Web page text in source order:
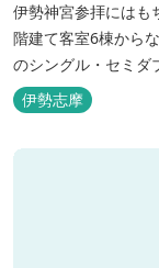
伊勢神宮参拝にはも
階建て客室6棟から
のシングル・セミダ
おります。 （和室は
でおくつろぎくださ
時間6:30～900）、
伊勢志摩